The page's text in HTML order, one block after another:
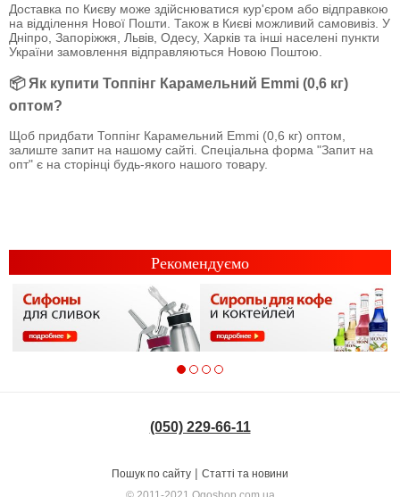
Доставка по Києву може здійснюватися кур'єром або відправкою
на відділення Нової Пошти. Також в Києві можливий самовивіз. У
Дніпро, Запоріжжя, Львів, Одесу, Харків та інші населені пункти
України замовлення відправляються Новою Поштою.
📦 Як купити Топпінг Карамельний Emmi (0,6 кг)
оптом?
Щоб придбати Топпінг Карамельний Emmi (0,6 кг) оптом,
залиште запит на нашому сайті. Спеціальна форма "Запит на
опт" є на сторінці будь-якого нашого товару.
Рекомендуємо
(050) 229-66-11
Пошук по сайту | Статті та новини